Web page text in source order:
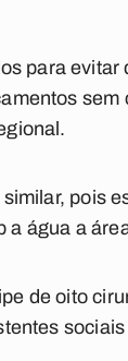
para evitar
sem
pois
a água a
de oito